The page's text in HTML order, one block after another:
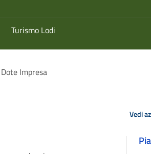
Turismo Lodi
Dote Impresa
Vedi